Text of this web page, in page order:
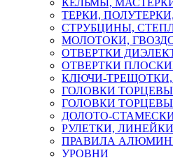
ТЕРКИ,
СТРУБЦИНЫ,
МОЛОТОКИ,
ОТВЕРТКИ
ОТВЕРТКИ
КЛЮЧИ-
ГОЛОВКИ
ГОЛОВКИ
ДОЛОТО-
РУЛЕТКИ,
ПРАВИЛА
УРОВНИ